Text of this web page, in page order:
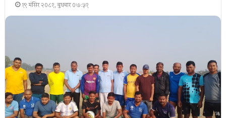
१९ मंसिर २०८१, बुधबार ०७:५१